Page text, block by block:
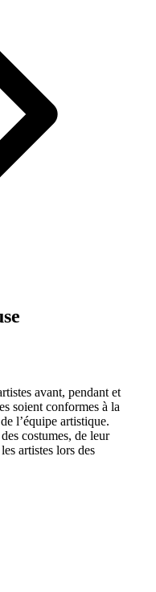
avant, pendant et
soient conformes à la
l’équipe artistique.
costumes, de leur
artistes lors des